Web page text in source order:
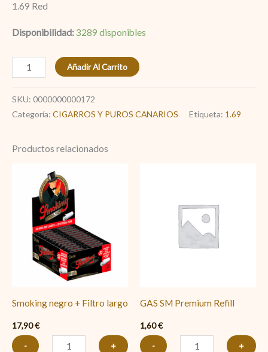
1.69 Red
Disponibilidad:3289 disponibles
Añadir Al Carrito
SKU: 0000000000172
Categoría: CIGARROS Y PUROS CANARIOS Etiqueta: 1.69
Productos relacionados
Smoking negro + Filtro largo
17,90€
-
Smoking
negro
+
Filtro
largo
cantidad
+
GAS SM Premium Refill
1,60€
-
Premium
Refill
cantidad
+